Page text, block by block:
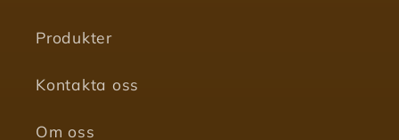
Produkter
Kontakta oss
Om oss